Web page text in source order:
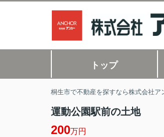
トップ
桐生市で不動産を探すなら株式会社ア
運動公園駅前の土地
200万円